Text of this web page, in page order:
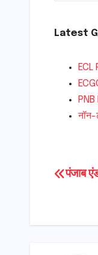
Latest
ECL
नॉन-
Post
पंजाब